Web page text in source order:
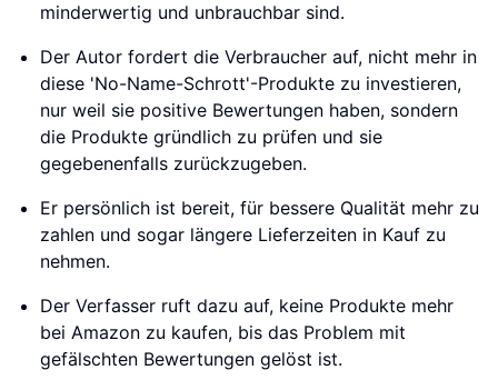
minderwertig und unbrauchbar sind.
Der Autor fordert die Verbraucher auf, nicht mehr in
diese 'No-Name-Schrott'-Produkte zu investieren,
nur weil sie positive Bewertungen haben, sondern
die Produkte gründlich zu prüfen und sie
gegebenenfalls zurückzugeben.
Er persönlich ist bereit, für bessere Qualität mehr zu
zahlen und sogar längere Lieferzeiten in Kauf zu
nehmen.
Der Verfasser ruft dazu auf, keine Produkte mehr
bei Amazon zu kaufen, bis das Problem mit
gefälschten Bewertungen gelöst ist.